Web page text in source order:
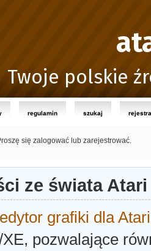
Twoje polskie
regulamin szukaj
się zalogować lub zarejestrować.
ze świata Atari
grafiki dla Atari
pozwalające